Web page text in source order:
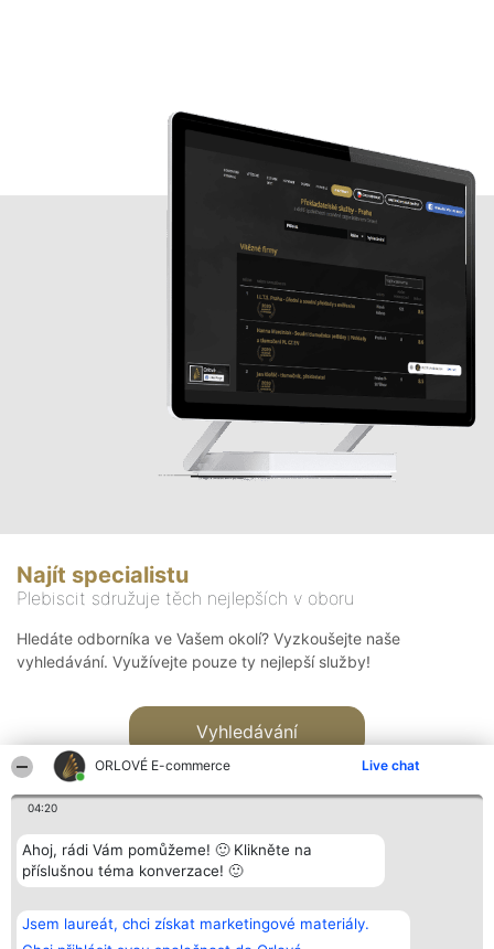
ORLOVÉ E-commerce Live chat
04:20
Ahoj, rádi Vám pomůžeme! 🙂 Klikněte na
příslušnou téma konverzace! 🙂
Jsem laureát, chci získat marketingové materiály.
Najít specialistu
Plebiscit sdružuje těch nejlepších v oboru
Hledáte odborníka ve Vašem okolí? Vyzkoušejte naše
vyhledávání. Využívejte pouze ty nejlepší služby!
Vyhledávání
Bright Side Solutions sp. z o.
o. sp. k.
ul. Ruska 22
Vítězové
Seznam všech
laureátů
Kontakt